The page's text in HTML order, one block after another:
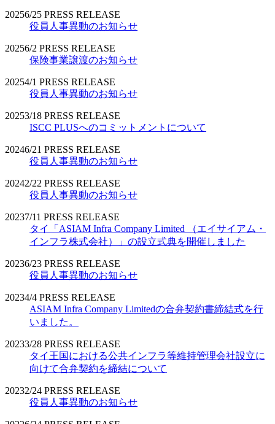
20256/25 PRESS RELEASE
役員人事異動のお知らせ
20256/2 PRESS RELEASE
保険事業譲渡のお知らせ
20254/1 PRESS RELEASE
役員人事異動のお知らせ
20253/18 PRESS RELEASE
ISCC PLUSへのコミットメントについて
20246/21 PRESS RELEASE
役員人事異動のお知らせ
20242/22 PRESS RELEASE
役員人事異動のお知らせ
20237/11 PRESS RELEASE
タイ「ASIAM Infra Company Limited （エイサイアム・
インフラ株式会社）」の設立式典を開催しました
20236/23 PRESS RELEASE
役員人事異動のお知らせ
20234/4 PRESS RELEASE
ASIAM Infra Company Limitedの合弁契約書締結式を行
いました。
20233/28 PRESS RELEASE
タイ王国における公共インフラ等維持管理会社設立に
向けて合弁契約を締結について
20232/24 PRESS RELEASE
役員人事異動のお知らせ